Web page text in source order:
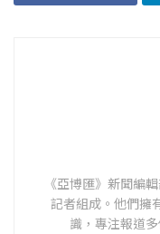
《亞博匯》新聞編
記者組成。他們擁
識，專注報道